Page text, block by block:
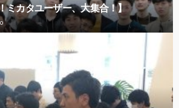
ミカタユーザー、大集合！】